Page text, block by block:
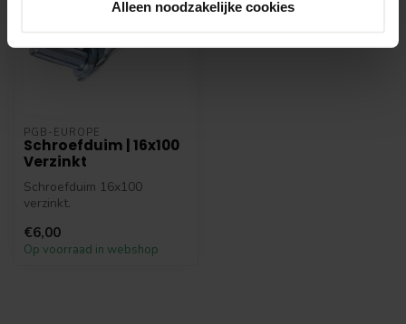
Alleen noodzakelijke cookies
PGB-EUROPE
Schroefduim | 16x100
Verzinkt
Schroefduim 16x100
verzinkt.
€6,00
Op voorraad in webshop